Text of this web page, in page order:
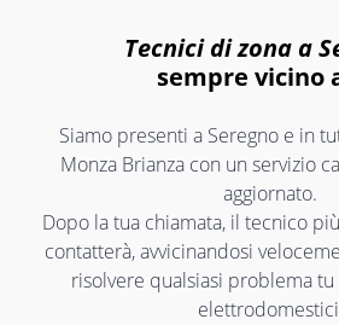
Tecnici di zona a
sempre vicino
Siamo presenti a Seregno e in
Monza Brianza con un servizio
aggiornato.
Dopo la tua chiamata, il tecnico
contatterà, avvicinandosi
risolvere qualsiasi problema